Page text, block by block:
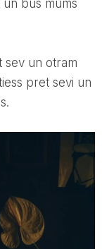
būs mums
pret sevi un